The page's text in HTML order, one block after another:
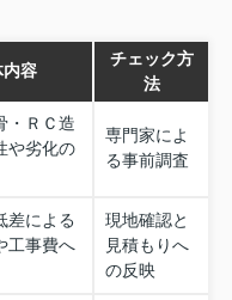
容
チェック方
法
・ＲＣ造
や劣化の
専門家によ
る事前調査
差による
工事費へ
現地確認と
見積もりへ
の反映